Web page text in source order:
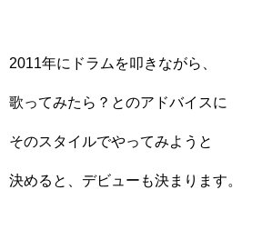
2011年にドラムを叩きながら、
歌ってみたら？とのアドバイスに
そのスタイルでやってみようと
決めると、デビューも決まります。